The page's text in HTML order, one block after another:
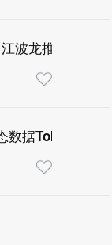
波龙推动端侧
数据Token化，